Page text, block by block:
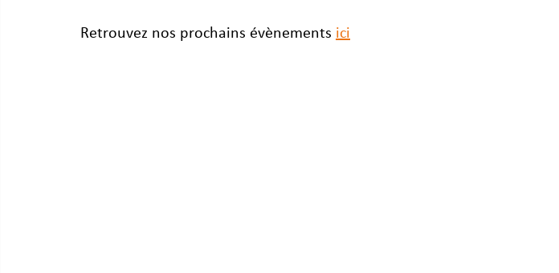
Retrouvez nos prochains évènements ici